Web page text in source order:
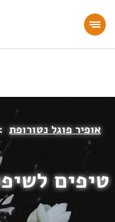
מעוניינים
אופיר פוגל נטורופת
טיפים